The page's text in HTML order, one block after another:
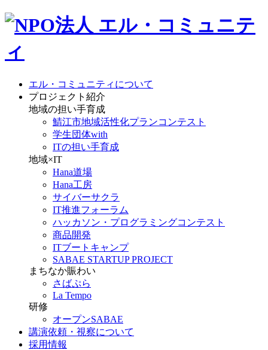
エル・コミュニティについて
プロジェクト紹介
地域の担い手育成
鯖江市地域活性化プランコンテスト
学生団体with
ITの担い手育成
地域×IT
Hana道場
Hana工房
サイバーサクラ
IT推進フォーラム
ハッカソン・プログラミングコンテスト
商品開発
ITブートキャンプ
SABAE STARTUP PROJECT
まちなか賑わい
さばぷら
La Tempo
研修
オープンSABAE
講演依頼・視察について
採用情報